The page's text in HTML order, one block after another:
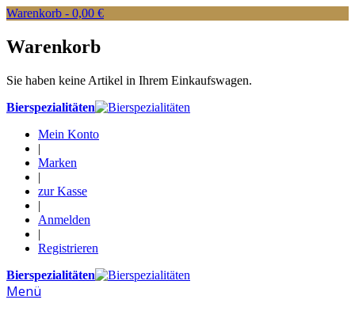
Warenkorb - 0,00 €
Warenkorb
Sie haben keine Artikel in Ihrem Einkaufswagen.
Bierspezialitäten
Mein Konto
|
Marken
|
zur Kasse
|
Anmelden
|
Registrieren
Bierspezialitäten
Menü